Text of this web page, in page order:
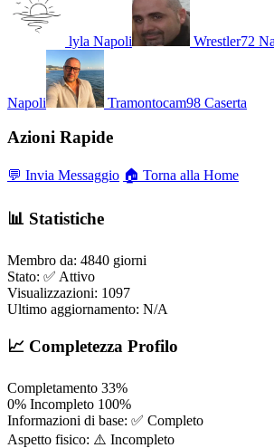
lyla Napoli Wrestler72
Napoli Tramontocam98 Caserta
Azioni Rapide
💬 Invia Messaggio 🏠 Torna alla Home
📊 Statistiche
Membro da: 4840 giorni
Stato: ✅ Attivo
Visualizzazioni: 1097
Ultimo aggiornamento: N/A
📈 Completezza Profilo
Completamento 33%
0% Incompleto 100%
Informazioni di base: ✅ Completo
Aspetto fisico: ⚠️ Incompleto